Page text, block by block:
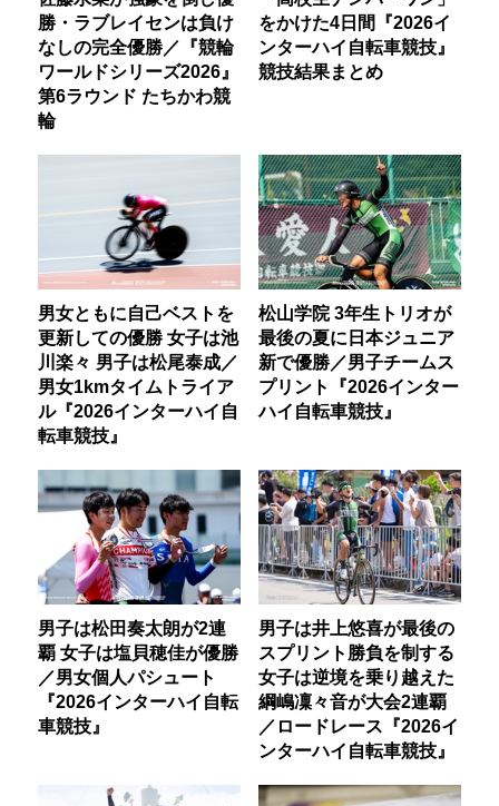
勝・ラブレイセンは負け
なしの完全優勝／『競輪
ワールドシリーズ2026』
第6ラウンド たちかわ競
輪
をかけた4日間『2026イ
ンターハイ自転車競技』
競技結果まとめ
男女ともに自己ベストを
更新しての優勝 女子は池
川楽々 男子は松尾泰成／
男女1kmタイムトライア
ル『2026インターハイ自
転車競技』
松山学院 3年生トリオが
最後の夏に日本ジュニア
新で優勝／男子チームス
プリント『2026インター
ハイ自転車競技』
男子は松田奏太朗が2連
覇 女子は塩貝穂佳が優勝
／男女個人パシュート
『2026インターハイ自転
車競技』
男子は井上悠喜が最後の
スプリント勝負を制する
女子は逆境を乗り越えた
綱嶋凜々音が大会2連覇
／ロードレース『2026イ
ンターハイ自転車競技』